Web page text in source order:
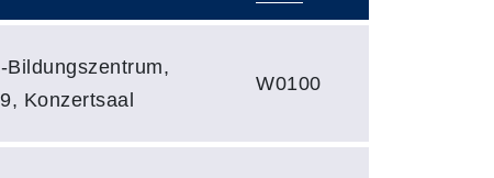
Konzertsaal
W0100